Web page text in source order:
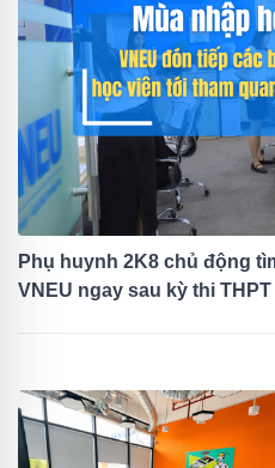
Phụ huynh 2K8 chủ động
VNEU ngay sau kỳ thi